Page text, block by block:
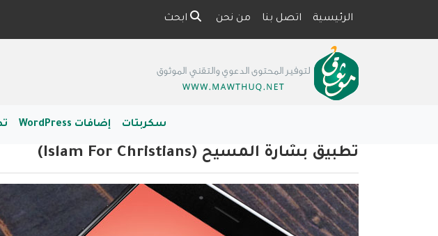
الرئيسية اتصل بنا من نحن ابحث
سكربتات إضافات WordPress
تطبيق بشارة المسيح (Islam For Christians)